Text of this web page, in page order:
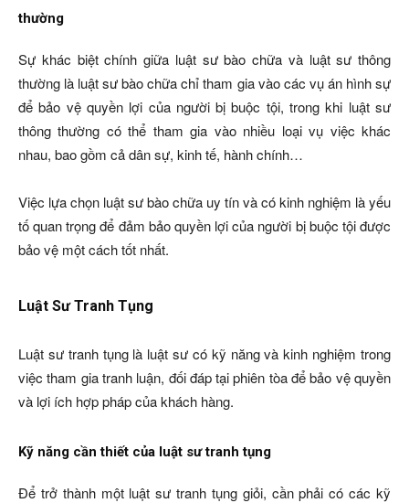
thường
Sự khác biệt chính giữa luật sư bào chữa và luật sư thông
thường là luật sư bào chữa chỉ tham gia vào các vụ án hình sự
để bảo vệ quyền lợi của người bị buộc tội, trong khi luật sư
thông thường có thể tham gia vào nhiều loại vụ việc khác
nhau, bao gồm cả dân sự, kinh tế, hành chính…
Việc lựa chọn luật sư bào chữa uy tín và có kinh nghiệm là yếu
tố quan trọng để đảm bảo quyền lợi của người bị buộc tội được
bảo vệ một cách tốt nhất.
Luật Sư Tranh Tụng
Luật sư tranh tụng là luật sư có kỹ năng và kinh nghiệm trong
việc tham gia tranh luận, đối đáp tại phiên tòa để bảo vệ quyền
và lợi ích hợp pháp của khách hàng.
Kỹ năng cần thiết của luật sư tranh tụng
Để trở thành một luật sư tranh tụng giỏi, cần phải có các kỹ